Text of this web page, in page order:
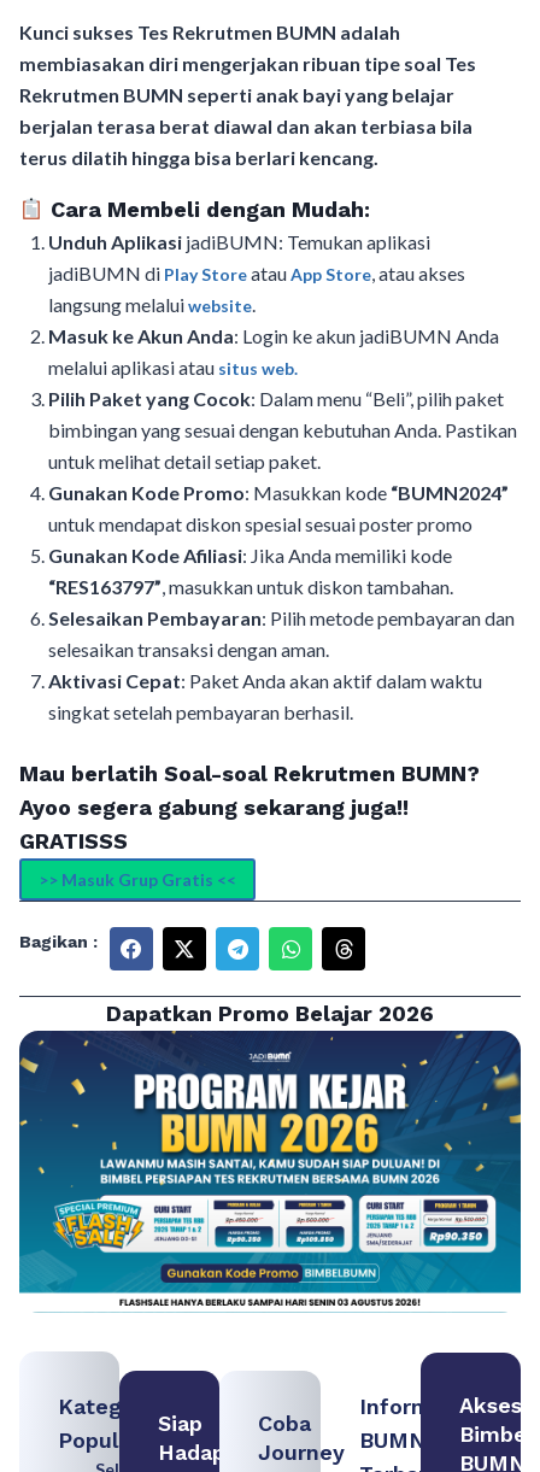
Kunci sukses Tes Rekrutmen BUMN adalah
membiasakan diri mengerjakan ribuan tipe soal Tes
Rekrutmen BUMN seperti anak bayi yang belajar
berjalan terasa berat diawal dan akan terbiasa bila
terus dilatih hingga bisa berlari kencang.
Cara Membeli dengan Mudah:
Unduh Aplikasi jadiBUMN: Temukan aplikasi
jadiBUMN di Play StoreatauApp Store, atau akses
langsung melaluiwebsite.
Masuk ke Akun Anda: Login ke akun jadiBUMN Anda
melalui aplikasi atau situs web.
Pilih Paket yang Cocok: Dalam menu “Beli”, pilih paket
bimbingan yang sesuai dengan kebutuhan Anda. Pastikan
untuk melihat detail setiap paket.
Gunakan Kode Promo: Masukkan kode “BUMN2024”
untuk mendapat diskon spesial sesuai poster promo
Gunakan Kode Afiliasi: Jika Anda memiliki kode
“RES163797”, masukkan untuk diskon tambahan.
Selesaikan Pembayaran: Pilih metode pembayaran dan
selesaikan transaksi dengan aman.
Aktivasi Cepat: Paket Anda akan aktif dalam waktu
singkat setelah pembayaran berhasil.
Mau berlatih Soal-soal Rekrutmen BUMN?
Ayoo segera gabung sekarang juga!!
GRATISSS
>> Masuk Grup Gratis <<
Bagikan :
Dapatkan Promo Belajar 2026
Kategori
Populer
Siap
Hadapi
Coba
Journey
Informasi
BUMN
Akses
Bimbel
BUMN